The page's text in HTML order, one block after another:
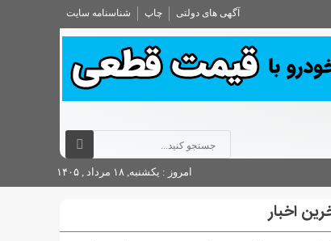
آگهی های دولتی چاپ شناسنامه سایت
امروز : یکشنبه, ۱۸ مرداد , ۱۴۰۵
اخبار